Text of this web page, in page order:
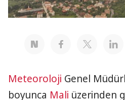
Meteoroloji Genel
boyunca Mali üzerinden